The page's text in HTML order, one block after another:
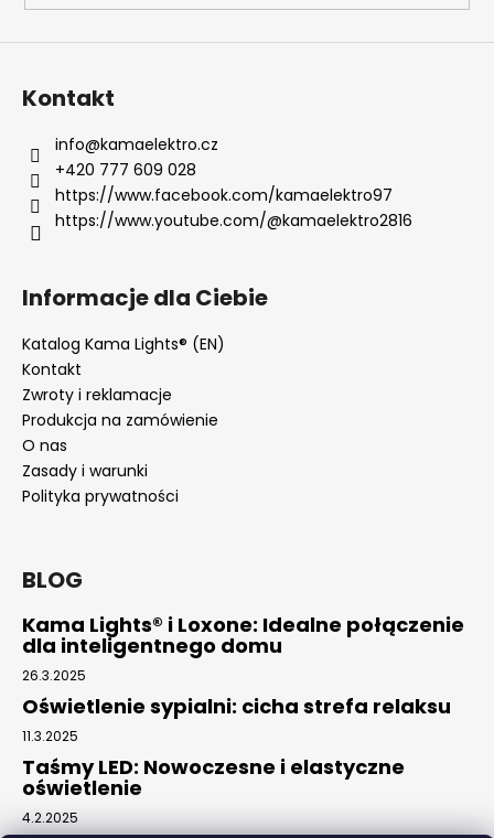
Kontakt
info@kamaelektro.cz
+420 777 609 028
https://www.facebook.com/kamaelektro97
https://www.youtube.com/@kamaelektro2816
Informacje dla Ciebie
Katalog Kama Lights® (EN)
Kontakt
Zwroty i reklamacje
Produkcja na zamówienie
O nas
Zasady i warunki
Polityka prywatności
BLOG
Kama Lights® i Loxone: Idealne połączenie
dla inteligentnego domu
26.3.2025
Oświetlenie sypialni: cicha strefa relaksu
11.3.2025
Taśmy LED: Nowoczesne i elastyczne
oświetlenie
4.2.2025